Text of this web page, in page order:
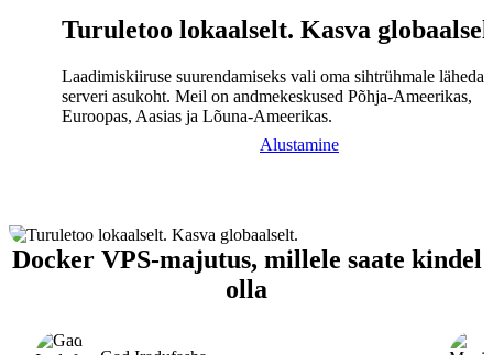
Turuletoo lokaalselt. Kasva
Laadimiskiiruse suurendamiseks vali oma sihtrühmale lähedal
serveri asukoht. Meil on andmekeskused Põhja-Ameerikas,
Euroopas, Aasias ja Lõuna-Ameerikas.
Alustamine
Docker VPS-majutus, millele saate kindel
olla